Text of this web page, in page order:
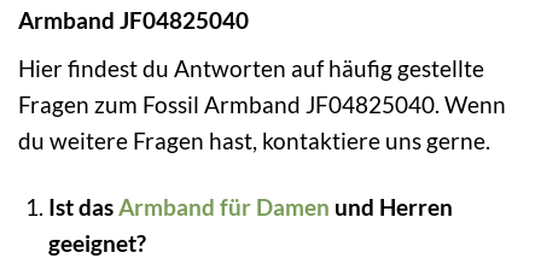
Armband JF04825040
Hier findest du Antworten auf häufig gestellte
Fragen zum Fossil Armband JF04825040. Wenn
du weitere Fragen hast, kontaktiere uns gerne.
Ist dasArmband für Damen und Herren
geeignet?